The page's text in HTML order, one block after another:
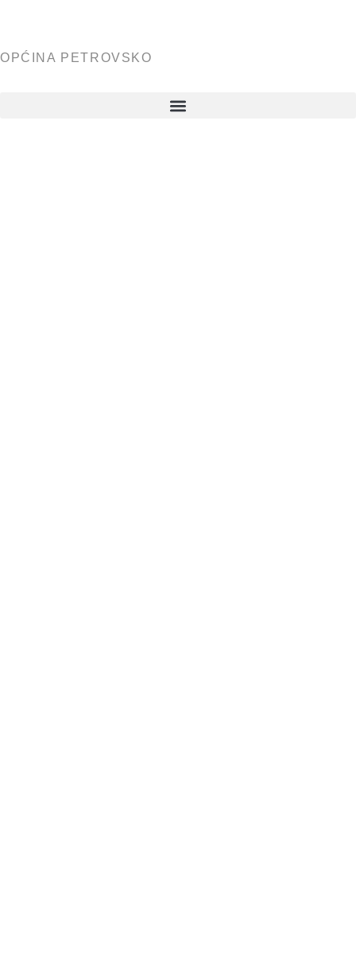
OPĆINA PETROVSKO